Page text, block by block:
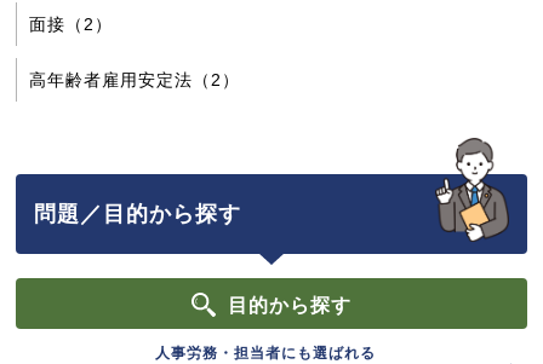
面接（2）
高年齢者雇用安定法（2）
問題／目的から探す
目的から探す
人事労務・担当者にも選ばれる